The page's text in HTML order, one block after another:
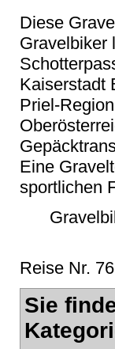
Diese
Gravelbiker
Kaiserstadt
Priel-
Eine
sportlichen
Reise Nr.
Sie